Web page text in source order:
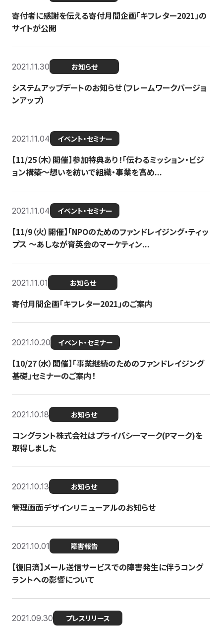
寄付者に感謝を伝える寄付月間企画「キフレター2021」の
サイトが公開
2021.11.30 お知らせ
システムアップデートのお知らせ（フレームワークバージョ
ンアップ）
2021.11.04 イベント・セミナー
【11/25（木）開催】参加特典あり！「伝わるミッション・ビジ
ョン構築〜想いを紡いで組織・事業を高め...
2021.11.04 イベント・セミナー
【11/9（火）開催】「NPOのためのファンドレイジング・ティッ
プス 〜あしなが育英会のマーケティン...
2021.11.01 お知らせ
寄付月間企画「キフレター2021」のご案内
2021.10.20 イベント・セミナー
【10/27（水）開催】「事業継続のためのファンドレイジング
基礎」セミナーのご案内！
2021.10.18 お知らせ
コングラント株式会社はプライバシーマーク(Pマーク)を
取得しました
2021.10.13 お知らせ
管理画面デザインリニューアルのお知らせ
2021.10.01 障害報告
【復旧済】メール送信サービスでの障害発生に伴うコング
ラントへの影響について
2021.09.30 プレスリリース